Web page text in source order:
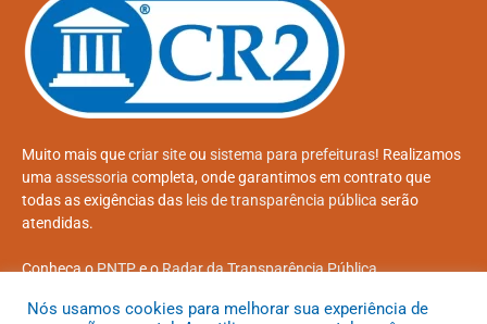
Muito mais quecriar siteou sistema para prefeituras! Realizamos
uma assessoria completa, onde garantimos em contrato que
todas as exigências das leis de transparência pública serão
atendidas.
Conheça oPNTPe oRadar da Transparência Pública
Nós usamos cookies para melhorar sua experiência de